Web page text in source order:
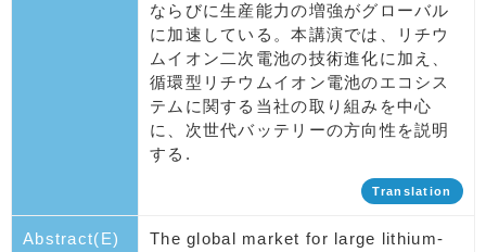
ならびに生産能力の増強がグローバル
に加速している。本講演では、リチウ
ムイオン二次電池の技術進化に加え、
循環型リチウムイオン電池のエコシス
テムに関する当社の取り組みを中心
に、次世代バッテリーの方向性を説明
する.
Translation
Abstract(E)
The global market for large lithium-